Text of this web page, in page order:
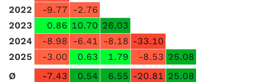
2022
-9.77 -2.76
2023
0.86 10.70 26.03
2024
-8.98 -6.41 -8.18 -33.10
2025
-3.00 0.63 1.79 -8.53 25.08
Ø
-7.43 0.54 6.55 -20.81 25.08